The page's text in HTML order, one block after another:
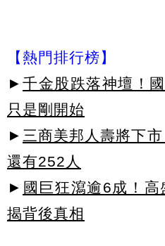
【熱門排行榜】
► 千金股跌落神壇！
只是剛開始
► 三商美邦人壽將下
還有252人
► 國巨狂瀉逾6成！
揭背後真相